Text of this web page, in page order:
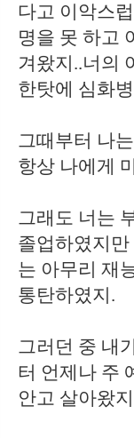
다고 이악스
명을 못 하고
겨왔지..너의
한탓에 심화
그때부터 나
항상 나에게
그래도 너는
졸업하였지
는 아무리 재
통탄하였지.
그러던 중 내
터 언제나 주
안고 살아왔